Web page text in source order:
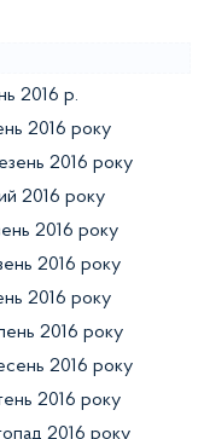
2016 р.
2016 року
2016 року
2016 року
2016 року
2016 року
2016 року
2016 року
2016 року
2016 року
2016 року